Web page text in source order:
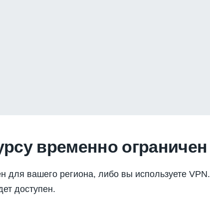
временно ограничен
для вашего региона, либо вы используете VPN.
доступен.